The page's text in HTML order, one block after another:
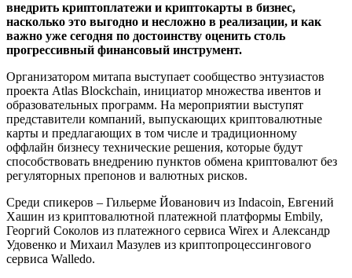
внедрить криптоплатежи и криптокарты в бизнес,
насколько это выгодно и несложно в реализации, и как
важно уже сегодня по достоинству оценить столь
прогрессивный финансовый инструмент.
Организатором митапа выступает сообщество энтузиастов
проекта Atlas Blockchain, инициатор множества ивентов и
образовательных программ. На мероприятии выступят
представители компаний, выпускающих криптовалютные
карты и предлагающих в том числе и традиционному
оффлайн бизнесу технические решения, которые будут
способствовать внедрению пунктов обмена криптовалют без
регуляторных препонов и валютных рисков.
Среди спикеров – Гильерме Йованович из Indacoin, Евгений
Хашин из криптовалютной платежной платформы Embily,
Георгий Соколов из платежного сервиса Wirex и Александр
Удовенко и Михаил Мазулев из криптопроцессингового
сервиса Walledo.